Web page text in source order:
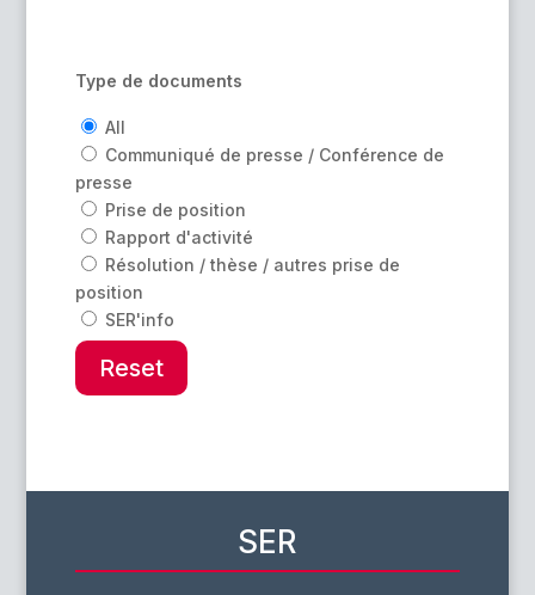
Type de documents
All
Communiqué de presse / Conférence de
presse
Prise de position
Rapport d'activité
Résolution / thèse / autres prise de
position
SER'info
Reset
SER